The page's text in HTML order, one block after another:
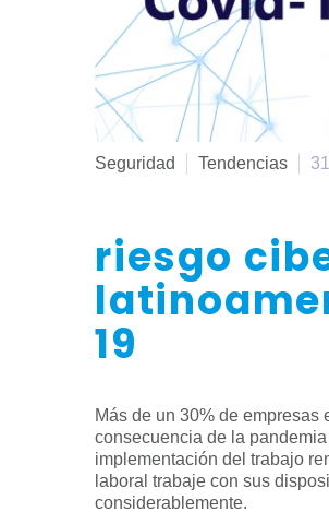
Seguridad Tendencias
riesgo
19
Más de un 30% de
consecuencia de la
implementación del trabajo
laboral trabaje con sus
considerablemente.